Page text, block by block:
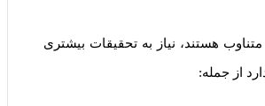
هستند، نیاز به تحقیقات بیشتری
از جمله: